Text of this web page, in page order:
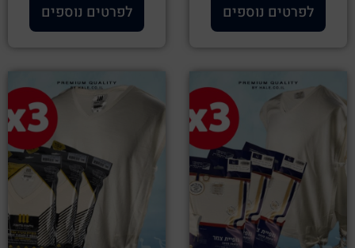
לפרטים נוספים לפרטים נוספים